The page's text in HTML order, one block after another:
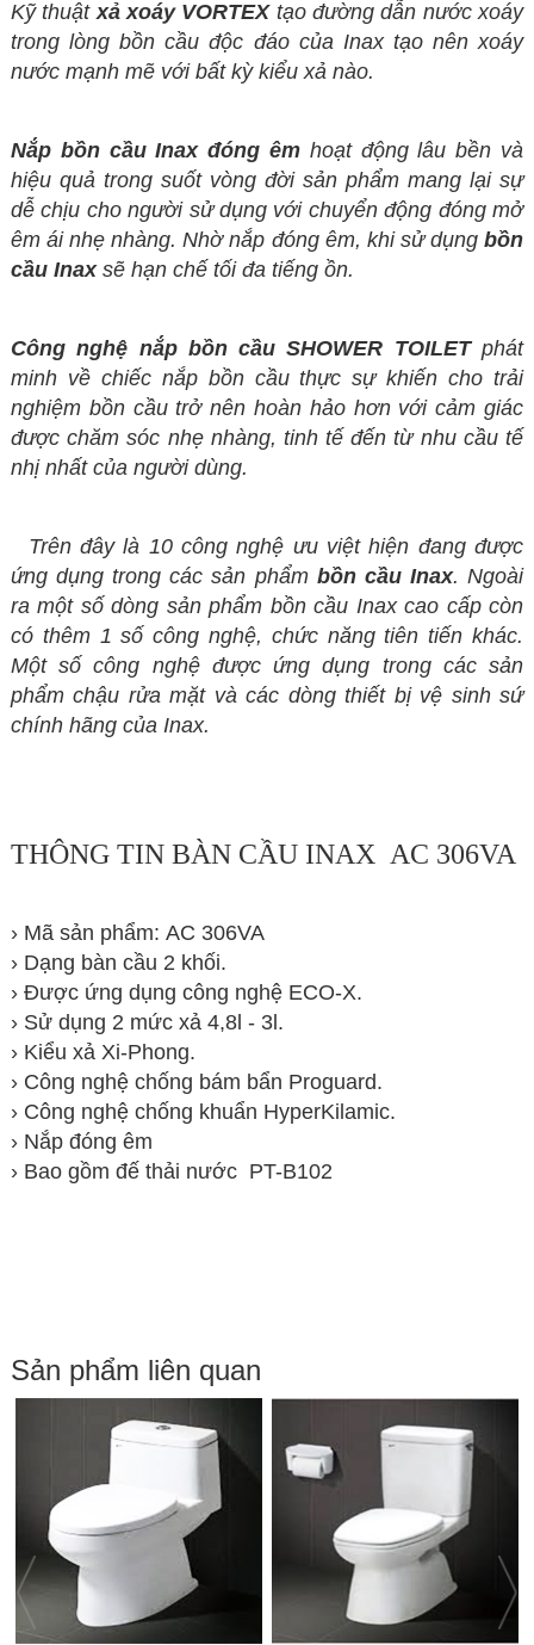
Kỹ thuậtxả xoáy VORTEX tạo đường dẫn nước xoáy
trong lòng bồn cầu độc đáo của Inax tạo nên xoáy
nước mạnh mẽ với bất kỳ kiểu xả nào.
Nắp bồn cầu Inax đóng êm hoạt động lâu bền và
hiệu quả trong suốt vòng đời sản phẩm mang lại sự
dễ chịu cho người sử dụng với chuyển động đóng mở
êm ái nhẹ nhàng. Nhờ nắp đóng êm, khi sử dụngbồn
cầu Inaxsẽ hạn chế tối đa tiếng ồn.
Công nghệ nắp bồn cầu SHOWER TOILETphát
minh về chiếc nắp bồn cầuthực sự khiến cho trải
nghiệm bồn cầu trở nên hoàn hảo hơn với cảm giác
được chăm sóc nhẹ nhàng, tinh tế đến từ nhu cầu tế
nhị nhất của người dùng.
Trên đây là 10 công nghệ ưu việt hiện đang được
ứng dụng trong các sản phẩm bồn cầu Inax. Ngoài
ra một số dòng sản phẩm bồn cầu Inax cao cấp còn
có thêm 1 số công nghệ, chức năng tiên tiến khác.
Một số công nghệ được ứng dụng trong các sản
phẩm chậu rửa mặt và các dòng thiết bị vệ sinh sứ
chính hãng của Inax.
THÔNG TIN BÀN CẦU INAX AC 306VA
› Mã sản phẩm: AC 306VA
› Dạng bàn cầu 2 khối.
› Được ứng dụng công nghệ ECO-X.
› Sử dụng 2 mức xả 4,8l - 3l.
› Kiểu xả Xi-Phong.
› Công nghệ chống bám bẩn Proguard.
› Công nghệ chống khuẩn HyperKilamic.
› Nắp đóng êm
› Bao gồm đế thải nước PT-B102
Sản phẩm liên quan